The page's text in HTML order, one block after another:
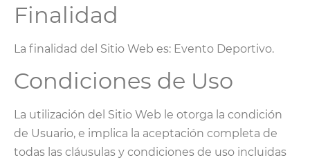
Finalidad
La finalidad del Sitio Web es: Evento Deportivo.
Condiciones de Uso
La utilización del Sitio Web le otorga la condición
de Usuario, e implica la aceptación completa de
todas las cláusulas y condiciones de uso incluidas